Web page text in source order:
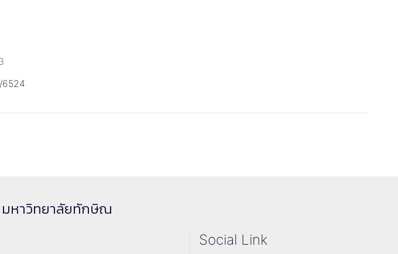
6524
หาวิทยาลัยทักษิณ
Social Link